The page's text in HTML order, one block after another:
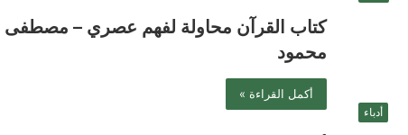
كتاب القرآن محاولة لفهم عصري – مصطفى
محمود
أكمل القراءة »
أدباء